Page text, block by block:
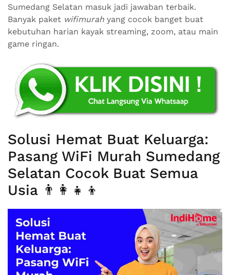
Sumedang Selatan masuk jadi jawaban terbaik.
Banyak paket wifimurah yang cocok banget buat
kebutuhan harian kayak streaming, zoom, atau main
game ringan.
Solusi Hemat Buat Keluarga:
Pasang WiFi Murah Sumedang
Selatan Cocok Buat Semua
Usia 👨‍👩‍👧‍👦